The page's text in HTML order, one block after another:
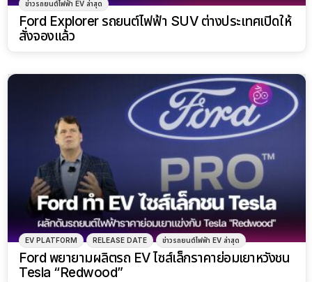
ข่าวรถยนต์ไฟฟ้า EV ล่าสุด
Ford Explorer รถยนต์ไฟฟ้า SUV ต่างประเทศเปิดให้
สั่งจองแล้ว
EV PLATFORM RELEASE DATE ข่าวรถยนต์ไฟฟ้า EV ล่าสุด
Ford พยายามผลิตรถ EV ไซส์เล็กราคาย่อมเยาหวังชน
Tesla “Redwood”